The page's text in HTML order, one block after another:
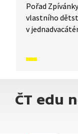
Pořad
vlastního
v
příbězích
ČT edu